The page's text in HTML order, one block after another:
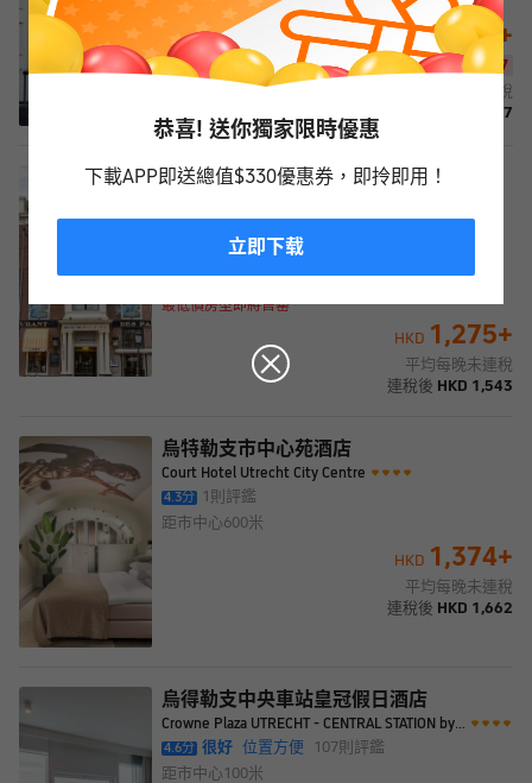
恭喜! 送你獨家限時優惠
下載APP即送總值$330優惠券，即拎即用！
立即下载
HKD2,314 HKD 1,907 +
超筍優惠 已減 407
平均每晚未連稅
2,307
烏特勒支NH中心酒店
550米
免費取消
最低價房型即將售罄
HKD 1,275+
平均每晚未連稅
連稅後 HKD 1,543
烏特勒支市中心苑酒店
Court Hotel Utrecht City Centre
4.3分 1 則評鑑
距市中心600米
HKD 1,374+
平均每晚未連稅
連稅後 HKD 1,662
烏得勒支中央車站皇冠假日酒店
4.6分 很好 位置方便 107則評鑑
距市中心 100米